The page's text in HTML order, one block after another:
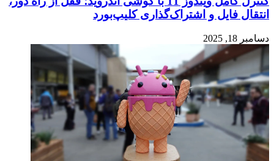
انتقال فایل و اشتراک‌گذاری کلیپ‌بورد
دسامبر 18, 2025